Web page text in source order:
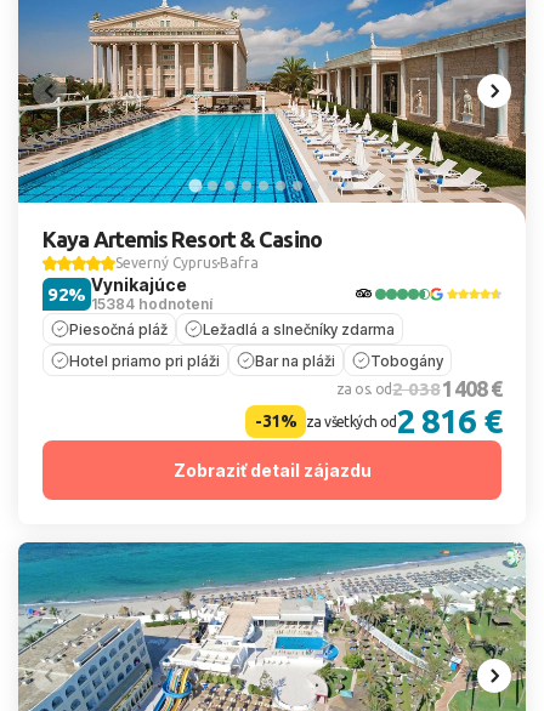
Kaya Artemis Resort & Casino
Severný Cyprus Bafra
Vynikajúce
15384 hodnotení
92%
Piesočná pláž
Ležadlá a slnečníky zdarma
Hotel priamo pri pláži
Bar na pláži Tobogány
za os. od2 0381 408 €
-31% za všetkých od2 816 €
Zobraziť detail zájazdu